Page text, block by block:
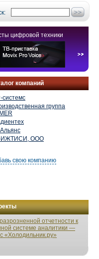
цифровой техники
компаний
системс
группа
ИЖТИСИ, ООО
свою компанию
отчетности к
системе аналитики —
«Холодильник.ру»